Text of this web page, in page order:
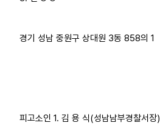
경기 성남 중원구 상대원 3동 858의 1
피고소인 1. 김 용 식(성남남부경찰서장)